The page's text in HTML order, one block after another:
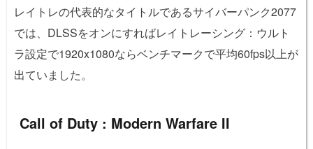
レイトレの代表的なタイトルであるサイバーパンク2077
では、DLSSをオンにすればレイトレーシング：ウルト
ラ設定で1920x1080ならベンチマークで平均60fps以上が
出ていました。
Call of Duty : Modern Warfare II